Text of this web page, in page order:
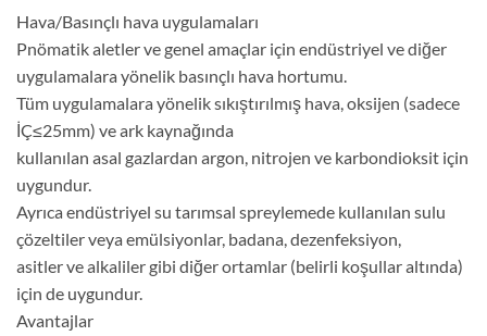
Hava/Basınçlı hava uygulamaları
Pnömatik aletler ve genel amaçlar için endüstriyel ve diğer
uygulamalara yönelik basınçlı hava hortumu.
Tüm uygulamalara yönelik sıkıştırılmış hava, oksijen (sadece
İÇ≤25mm) ve ark kaynağında
kullanılan asal gazlardan argon, nitrojen ve karbondioksit için
uygundur.
Ayrıca endüstriyel su tarımsal spreylemede kullanılan sulu
çözeltiler veya emülsiyonlar, badana, dezenfeksiyon,
asitler ve alkaliler gibi diğer ortamlar (belirli koşullar altında)
için de uygundur.
Avantajlar